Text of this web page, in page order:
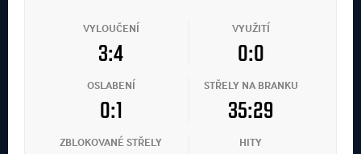
VYLOUČENÍ
3:4
VYUŽITÍ
0:0
OSLABENÍ
0:1
STŘELY NA BRANKU
35:29
ZBLOKOVANÉ STŘELY HITY